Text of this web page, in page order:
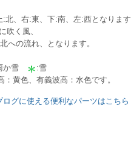
、右:東、下:南、左:西となりま
吹く風、
の流れ、となります。
か雪
:雪
黄色、有義波高：水色です。
ログに使える便利なパーツはこちら